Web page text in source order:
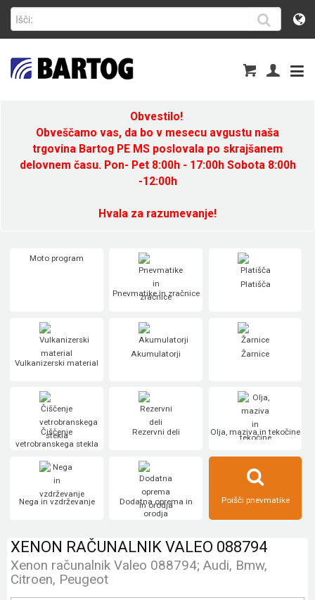
Obvestilo!
Obveščamo vas, da bo v mesecu avgustu naša
trgovina Bartog PE MS poslovala po skrajšanem
delovnem času. Pon- Pet 8:00h - 17:00h Sobota 8:00h
-12:00h
Hvala za razumevanje!
Moto program
Pnevmatike in zračnice
Platišča
Vulkanizerski material
Akumulatorji Žarnice
Čiščenje
vetrobranskega stekla
Rezervni deli Olja, maziva in tekočine
Nega in vzdrževanje
Dodatna oprema in
orodja
Poišči pnevmatike
XENON RAČUNALNIK VALEO 088794
Xenon računalnik Valeo 088794; Audi, Bmw,
Citroen, Peugeot